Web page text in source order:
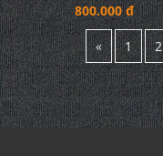
800.000 đ
« 1 2